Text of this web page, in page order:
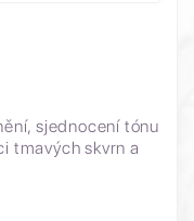
sjednocení tónu
tmavých skvrn a